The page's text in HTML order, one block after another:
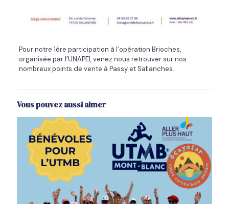
Pour notre 1ère participation à l’opération Brioches,
organisée par l’UNAPEI, venez nous retrouver sur nos
nombreux points de vente à Passy et Sallanches.
Vous pouvez aussi aimer